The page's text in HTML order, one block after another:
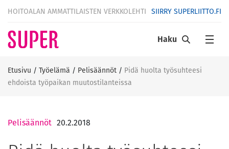
HOITOALAN AMMATTILAISTEN VERKKOLEHTI SIIRRY SUPERLIITTO.FI
Haku
Etusivu / Työelämä / Pelisäännöt / Pidä huolta työsuhteesi
ehdoista työpaikan muutostilanteissa
Pelisäännöt 20.2.2018